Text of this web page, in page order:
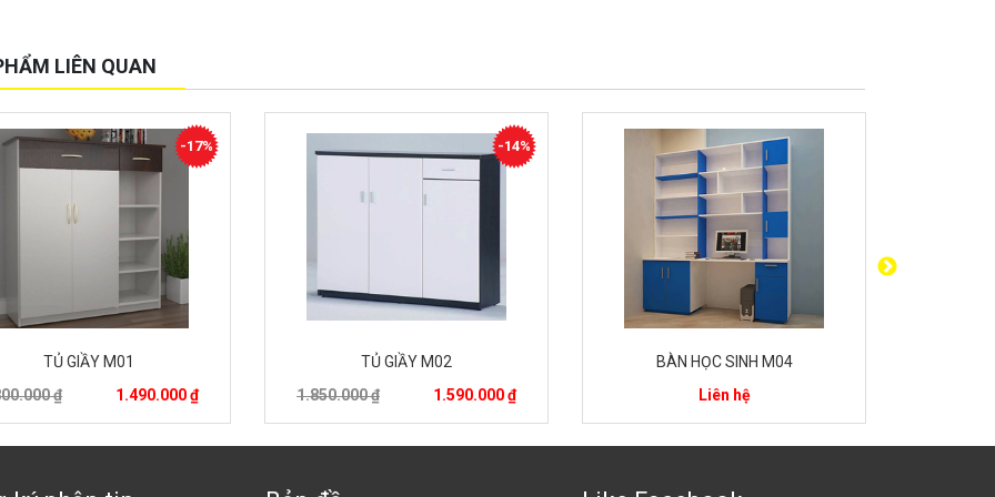
LIÊN QUAN
TỦ GIẦY M01
₫
1.490.000 ₫
-17%
TỦ GIẦY M02
1.850.000 ₫
1.590.000 ₫
-14%
BÀN HỌC SINH M04
Liên hệ